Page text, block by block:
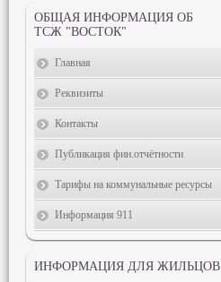
ОБЩАЯ ИНФОРМАЦИЯ ОБ
ТСЖ "ВОСТОК"
Главная
Реквизиты
Контакты
Публикация фин.отчётности
Тарифы на коммунальные ресурсы
Информация 911
ИНФОРМАЦИЯ ДЛЯ ЖИЛЬЦОВ